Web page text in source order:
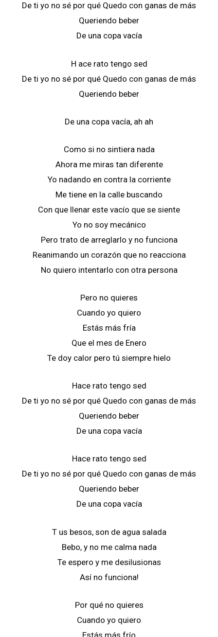
De ti yo no sé por qué Quedo con ganas de más
Queriendo beber
De una copa vacía
H ace rato tengo sed
De ti yo no sé por qué Quedo con ganas de más
Queriendo beber
De una copa vacía, ah ah
Como si no sintiera nada
Ahora me miras tan diferente
Yo nadando en contra la corriente
Me tiene en la calle buscando
Con que llenar este vacío que se siente
Yo no soy mecánico
Pero trato de arreglarlo y no funciona
Reanimando un corazón que no reacciona
No quiero intentarlo con otra persona
Pero no quieres
Cuando yo quiero
Estás más fría
Que el mes de Enero
Te doy calor pero tú siempre hielo
Hace rato tengo sed
De ti yo no sé por qué Quedo con ganas de más
Queriendo beber
De una copa vacía
Hace rato tengo sed
De ti yo no sé por qué Quedo con ganas de más
Queriendo beber
De una copa vacía
T us besos, son de agua salada
Bebo, y no me calma nada
Te espero y me desilusionas
Así no funciona!
Por qué no quieres
Cuando yo quiero
Estás más frío